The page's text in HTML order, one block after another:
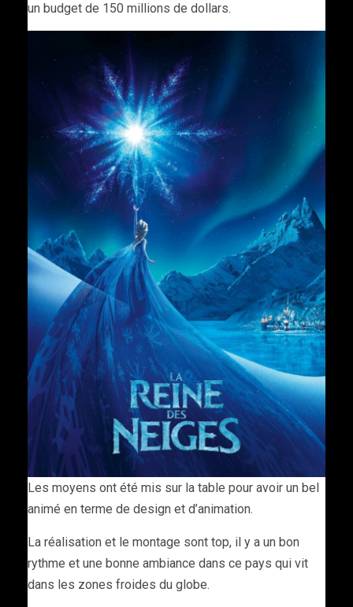
un budget de 150 millions de dollars.
Les moyens ont été mis sur la table pour avoir un bel
animé en terme de design et d’animation.
La réalisation et le montage sont top, il y a un bon
rythme et une bonne ambiance dans ce pays qui vit
dans les zones froides du globe.